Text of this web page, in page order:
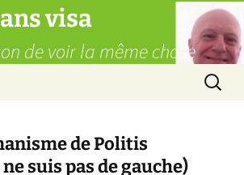
visa
de voir la même chose
de Politis
suis pas de gauche)